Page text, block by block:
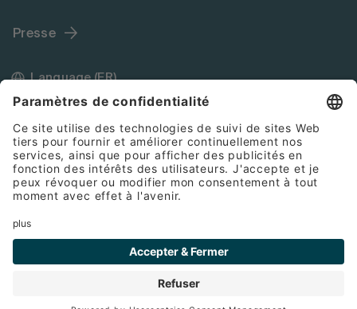
Presse
Language (FR)
Mentions légales
Protection des données